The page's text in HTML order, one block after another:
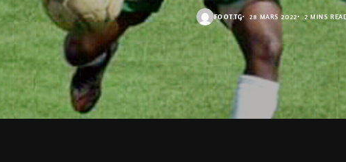
FOOT.TG 28 MARS 2022 2 MINS